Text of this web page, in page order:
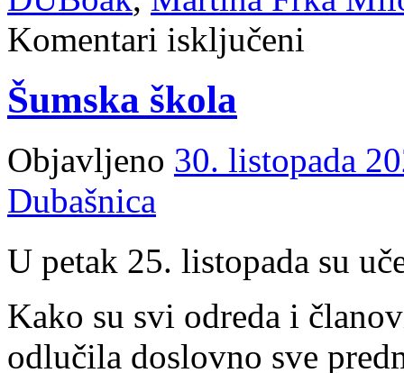
Komentari isključeni
Šumska škola
Objavljeno 30. listopada
Dubašnica
U petak 25. listopada su
Kako su svi odreda i
odlučila doslovno sve